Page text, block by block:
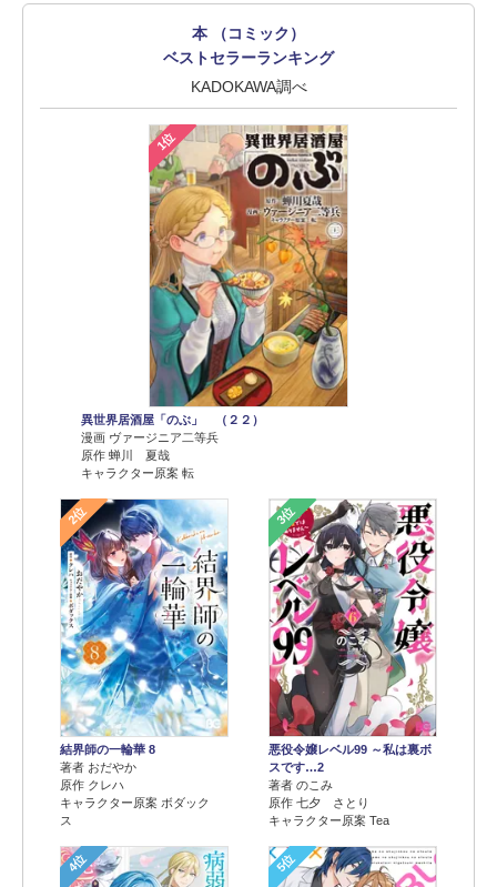
本 （コミック）
ベストセラーランキング
KADOKAWA調べ
1位
異世界居酒屋「のぶ」 （２２）
漫画 ヴァージニア二等兵
原作 蝉川 夏哉
キャラクター原案 転
2位
結界師の一輪華 8
著者 おだやか
原作 クレハ
キャラクター原案 ボダック
ス
3位
悪役令嬢レベル99 ～私は裏ボ
スです…2
著者 のこみ
原作 七夕 さとり
キャラクター原案 Tea
4位 5位